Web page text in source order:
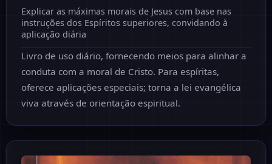
Explicar as máximas morais de Jesus com base nas
instruções dos Espíritos superiores, convidando à
aplicação diária
Livro de uso diário, fornecendo meios para alinhar a
conduta com a moral de Cristo. Para espíritas,
oferece aplicações especiais; torna a lei evangélica
viva através de orientação espiritual.